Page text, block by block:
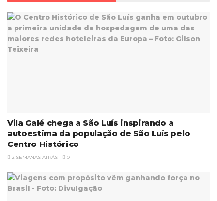
Vila Galé chega a São Luís inspirando a
autoestima da população de São Luís pelo
Centro Histórico
2 SEMANAS ATRÁS 0